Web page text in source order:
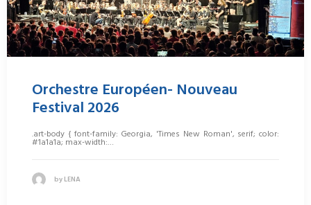
Orchestre Européen- Nouveau
Festival 2026
.art-body { font-family: Georgia, 'Times New Roman', serif; color:
#1a1a1a; max-width:…
by LENA